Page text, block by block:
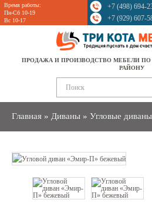
Время работы:
Пн-Сб 10-19
Вс 10-17
+7 (498) 694-
+7 (929) 607-
ПРОДАЖА И ПРОИЗВОДСТВО МЕБЕЛИ
РАЙОНУ
Главная » Диваны » Угловые диваны
Sale